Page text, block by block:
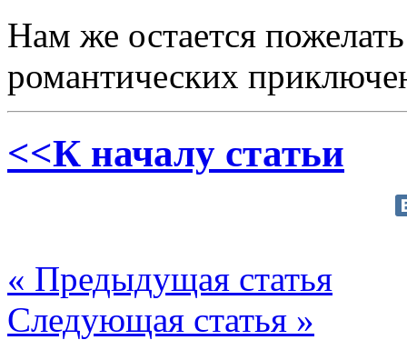
Нам же остается
романтических
<<К началу статьи
« Предыдущая статья
Следующая статья »